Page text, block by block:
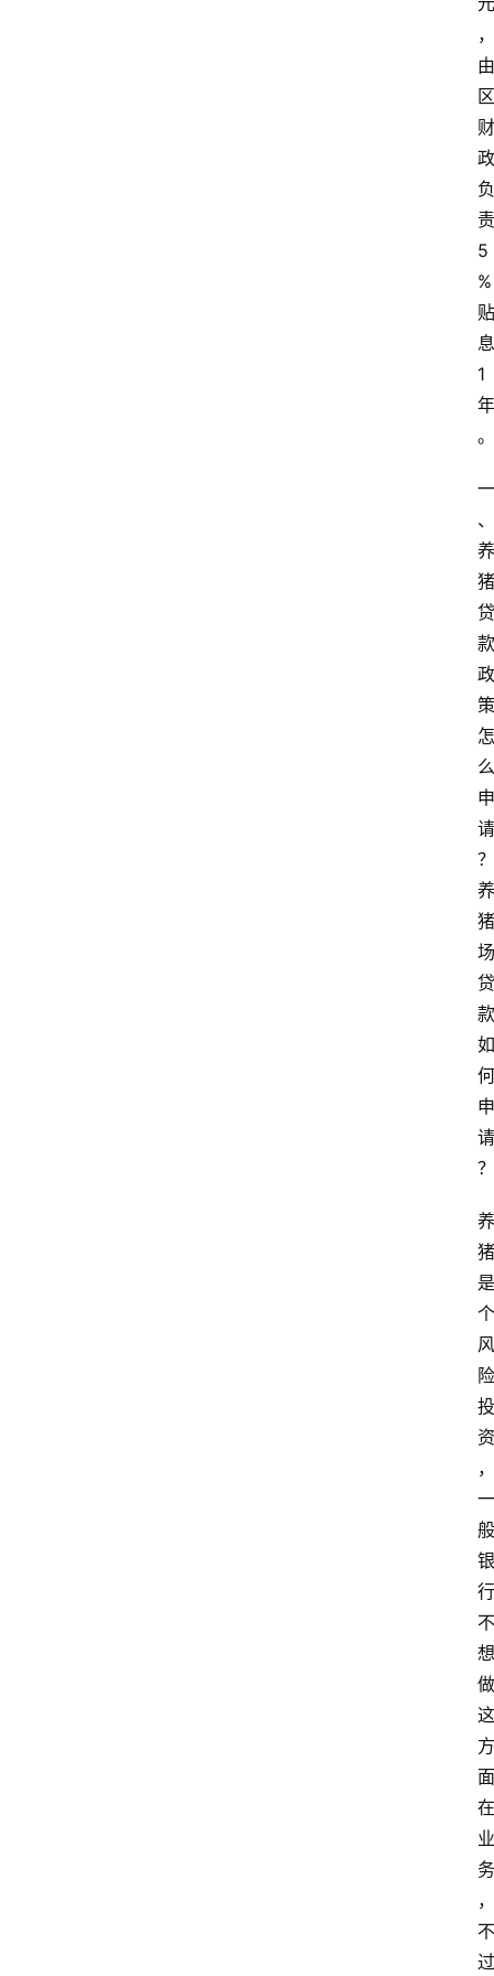
，
由
区
财
政
负
责
5
%
贴
息
1
年
。
一
、
养
猪
贷
款
政
策
怎
么
申
请
？
养
猪
场
贷
款
如
何
申
请
？
养
猪
是
个
风
险
投
资
，
一
般
银
行
不
想
做
这
方
面
在
业
务
，
不
过